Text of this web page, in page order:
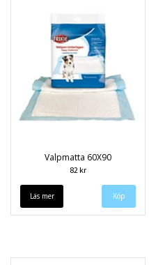
Valpmatta 60X90
82 kr
Läs mer